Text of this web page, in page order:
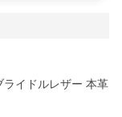
ライドルレザー 本革